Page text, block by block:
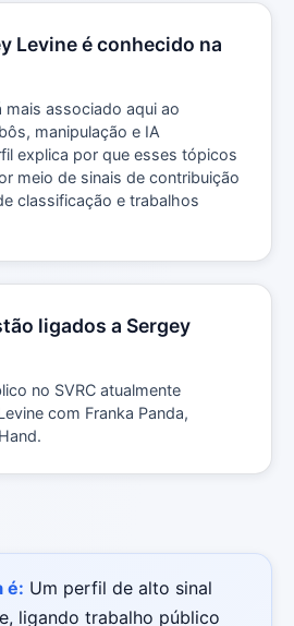
Levine é conhecido na
mais associado aqui ao
manipulação e IA
explica por que esses tópicos
meio de sinais de contribuição
classificação e trabalhos
ligados a Sergey
no SVRC atualmente
com Franka Panda,
é: Um perfil de alto sinal
ligando trabalho público